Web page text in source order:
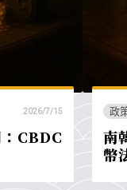
2026/7/15
CBDC
政
南
幣